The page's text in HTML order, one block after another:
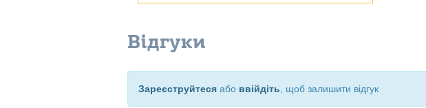
Відгуки
Зареєструйтеся або ввійдіть , щоб залишити відгук